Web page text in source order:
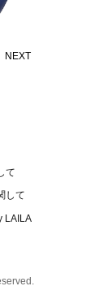
NEXT
て
して
LAILA